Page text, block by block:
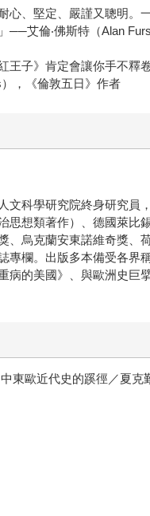
、堅定、嚴謹又聰明。
艾倫‧佛斯特（Alan
王子》肯定會讓你手不
，《倫敦五日》作者
文科學研究院終身研究員
思想類著作）、德國萊
、烏克蘭安東諾維奇獎、
專欄。出版多本備受各
病的美國》、與歐洲史
東歐近代史的蹊徑／夏克